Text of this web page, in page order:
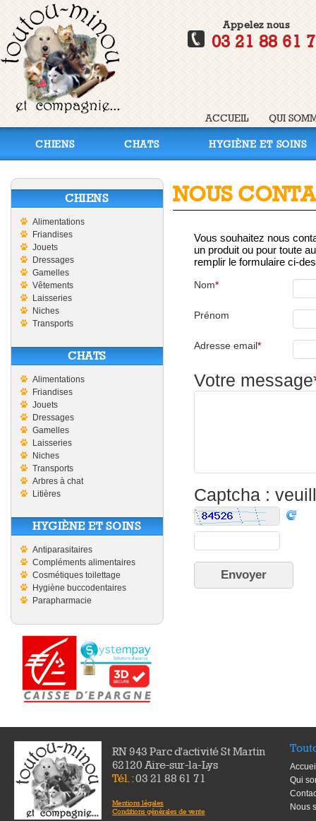
Appelez nous
03 21 88 61
ACCUEIL QUI
CHIENS CHATS HYGIÈNE ET SOINS
CHIENS
Alimentations
Friandises
Jouets
Dressages
Gamelles
Vêtements
Laisseries
Niches
Transports
CHATS
Alimentations
Friandises
Jouets
Dressages
Gamelles
Laisseries
Niches
Transports
Arbres à chat
Litières
HYGIÈNE ET SOINS
Antiparasitaires
Compléments alimentaires
Cosmétiques toilettage
Hygiène buccodentaires
Parapharmacie
NOUS
Vous souhaitez nous
un produit ou pour toute
remplir le formulaire ci-
Nom*
Prénom
Adresse email*
Votre message
Captcha :
RN 943 Parc d'activité St Martin
62120 Aire-sur-la-Lys
Tél. :03 21 88 61 71
Mentions légales
Conditions générales de vente
Qui
Nous